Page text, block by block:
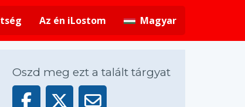
Az én iLostom Magyar
Oszd meg ezt a talált tárgyat